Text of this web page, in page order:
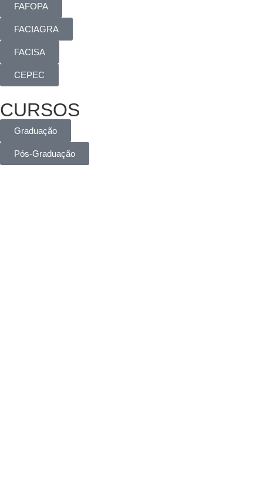
FAFOPA
FACIAGRA
FACISA
CEPEC
CURSOS
Graduação
Pós-Graduação